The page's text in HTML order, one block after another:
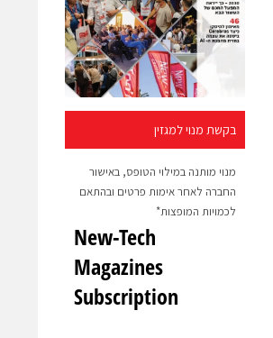
בקשת מנוי למגזין
מנוי מותנה במילוי הטופס, באישור
החברה לאחר אימות פרטים ובהתאם
לכמויות המופצות*